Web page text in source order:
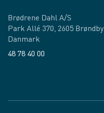
Brødrene Dahl A/S
Park Allé 370, 2605 Brøndby
Danmark
48 78 40 00